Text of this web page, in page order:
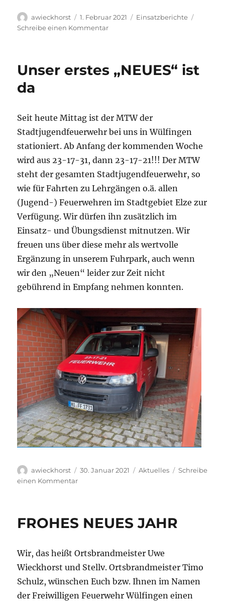
Autor
awieckhorst
Veröffentlicht
am
1. Februar 2021 Kategorien
Einsatzberichte
Schreibe einen Kommentarzu
Unser erstes „NEUES“ ist
da
Seit heute Mittag ist der MTW der
Stadtjugendfeuerwehr bei uns in Wülfingen
stationiert. Ab Anfang der kommenden Woche
wird aus 23-17-31, dann 23-17-21!!! Der MTW
steht der gesamten Stadtjugendfeuerwehr, so
wie für Fahrten zu Lehrgängen o.ä. allen
(Jugend-) Feuerwehren im Stadtgebiet Elze zur
Verfügung. Wir dürfen ihn zusätzlich im
Einsatz- und Übungsdienst mitnutzen. Wir
freuen uns über diese mehr als wertvolle
Ergänzung in unserem Fuhrpark, auch wenn
wir den „Neuen“ leider zur Zeit nicht
gebührend in Empfang nehmen konnten.
Autor
awieckhorst
Veröffentlicht
30. Januar 2021 Kategorien
Aktuelles
Schreibe
einen Kommentarzu
ist
FROHES NEUES JAHR
Wir, das heißt Ortsbrandmeister Uwe
Wieckhorst und Stellv. Ortsbrandmeister Timo
Schulz, wünschen Euch bzw. Ihnen im Namen
der Freiwilligen Feuerwehr Wülfingen einen